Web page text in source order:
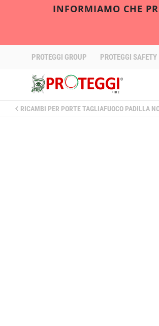
INFORMIAMO CHE
PROTEGGI GROUP PROTEGGI SAFETY
RICAMBI PER PORTE TAGLIAFUOCO PADILLA